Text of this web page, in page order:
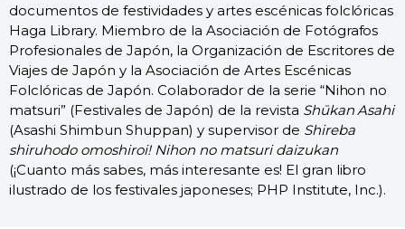
documentos de festividades y artes escénicas folclóricas
Haga Library. Miembro de la Asociación de Fotógrafos
Profesionales de Japón, la Organización de Escritores de
Viajes de Japón y la Asociación de Artes Escénicas
Folclóricas de Japón. Colaborador de la serie “Nihon no
matsuri” (Festivales de Japón) de la revista Shūkan Asahi
(Asashi Shimbun Shuppan) y supervisor de Shireba
shiruhodo omoshiroi! Nihon no matsuri daizukan
(¡Cuanto más sabes, más interesante es! El gran libro
ilustrado de los festivales japoneses; PHP Institute, Inc.).